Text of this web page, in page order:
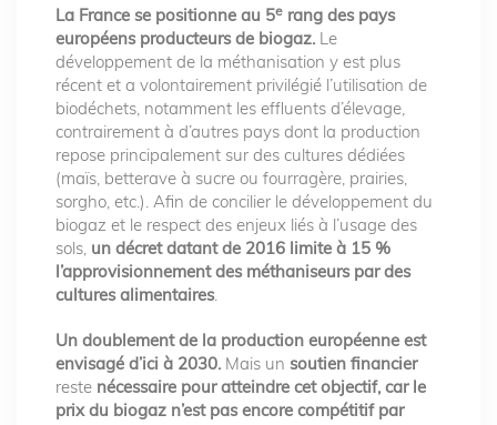
La France se positionne au 5e rang des pays
européens producteurs de biogaz. Le
développement de la méthanisation y est plus
récent et a volontairement privilégié l’utilisation de
biodéchets, notamment les effluents d’élevage,
contrairement à d’autres pays dont la production
repose principalement sur des cultures dédiées
(maïs, betterave à sucre ou fourragère, prairies,
sorgho, etc.). Afin de concilier le développement du
biogaz et le respect des enjeux liés à l’usage des
sols, un décret datant de 2016 limite à 15 %
l’approvisionnement des méthaniseurs par des
cultures alimentaires.
Un doublement de la production européenne est
envisagé d’ici à 2030. Mais un soutien financier
reste nécessaire pour atteindre cet objectif, car le
prix du biogaz n’est pas encore compétitif par